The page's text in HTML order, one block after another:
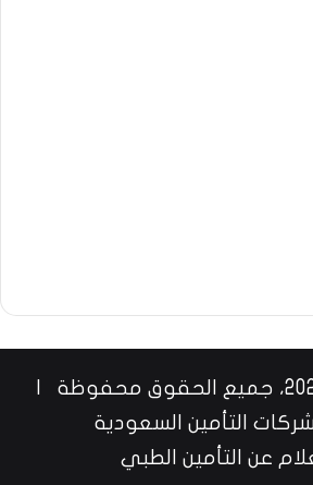
التأمين السعودية
عن التأمين الطبي